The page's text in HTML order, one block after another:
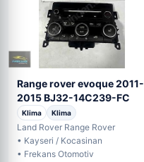
Range rover evoque 2011-
2015 BJ32-14C239-FC
Klima Klima
Land Rover Range Rover
• Kayseri / Kocasinan
• Frekans Otomotiv